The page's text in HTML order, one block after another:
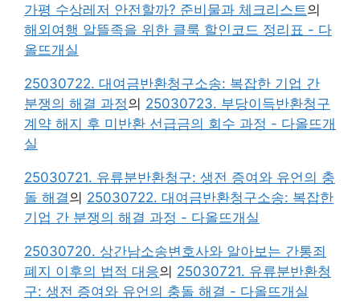
가평 수상레저 안전할까? 준비물과 체크리스트 의
해외여행 알뜰족을 위한 클룩 할인코드 정리표 - 다
올뜨개실
25030722. 대여금반환청구소송: 복잡한 기업 간
분쟁의 해결 과정의 25030723. 부당이득반환청구
계약 해지 후 미반환 선급금의 회수 과정 - 다올뜨개
실
25030721. 유류분반환청구: 생전 증여와 유언의 충
돌 해결의 25030722. 대여금반환청구소송: 복잡한
기업 간 분쟁의 해결 과정 - 다올뜨개실
25030720. 상간남소송변호사와 알아보는 간통죄
폐지 이후의 법적 대응의 25030721. 유류분반환청
구: 생전 증여와 유언의 충돌 해결 - 다올뜨개실